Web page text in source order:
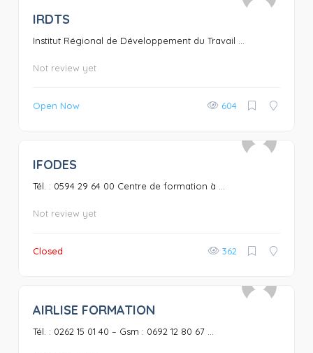
IRDTS
Institut Régional de Développement du Travail ...
Not review yet
Open Now 604
IFODES
Tél. : 0594 29 64 00 Centre de formation à ...
Not review yet
Closed 362
AIRLISE FORMATION
Tél. : 0262 15 01 40 – Gsm : 0692 12 80 67 ...